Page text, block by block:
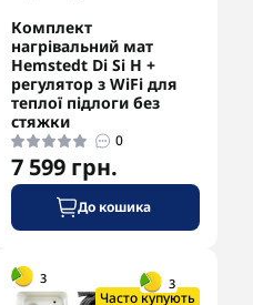
Комплект
нагрівальний мат
Hemstedt Di Si H +
регулятор з WiFi для
теплої підлоги без
стяжки
0
7 599 грн.
До кошика
3
-5% в корзині
Часто купують
3